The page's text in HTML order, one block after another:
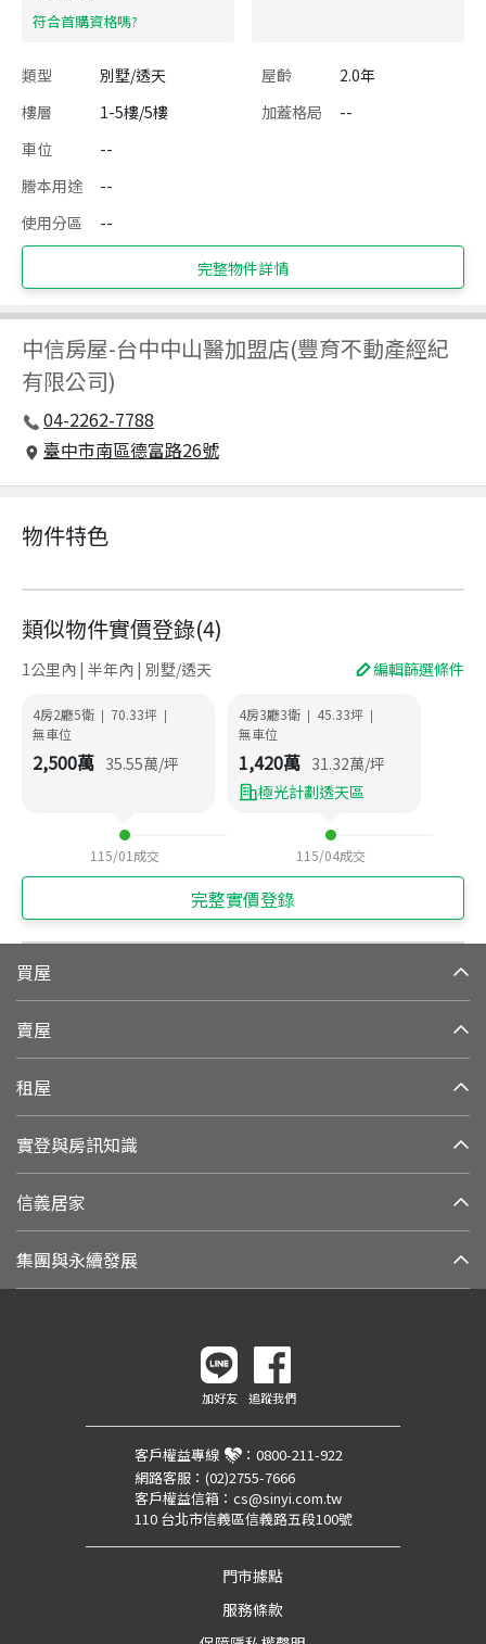
​符合首購資格嗎?
類型 別墅/透天 屋齡
2.0年
樓層
1-5樓/5樓 加蓋格局
--
車位
--
謄本用途
--
使用分區
--
完整物件詳情
中信房屋-台中中山醫加盟店(豐育不動產經紀
有限公司)
04-2262-7788
臺中市南區德富路26號
物件特色
類似物件實價登錄(4)
1公里內 | 半年內 | 別墅/透天 編輯篩選條件
4房2廳5衛 | 70.33坪 |
無車位
2,500萬 35.55萬/坪
115/01 成交
4房3廳3衛 | 45.33坪 |
無車位
1,420萬 31.32萬/坪
極光計劃透天區
115/04成交
完整實價登錄
買屋
賣屋
租屋
實登與房訊知識
信義居家
集團與永續發展
加好友 追蹤我們
客戶權益專線 ： 0800-211-922
網路客服： (02)2755-7666
客戶權益信箱： cs@sinyi.com.tw
110 台北市信義區信義路五段100號
門市據點
服務條款